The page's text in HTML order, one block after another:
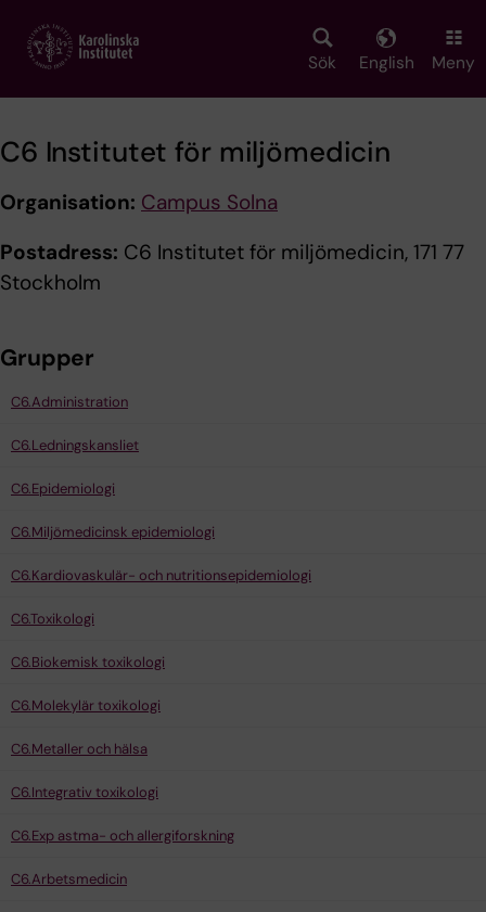
main
Sök English Meny
C6 Institutet för miljömedicin
Organisation: Campus Solna
Postadress: C6 Institutet för miljömedicin, 171 77
Stockholm
Grupper
C6.Administration
C6.Ledningskansliet
C6.Epidemiologi
C6.Miljömedicinsk epidemiologi
C6.Kardiovaskulär- och nutritionsepidemiologi
C6.Toxikologi
C6.Biokemisk toxikologi
C6.Molekylär toxikologi
C6.Metaller och hälsa
C6.Integrativ toxikologi
C6.Exp astma- och allergiforskning
C6.Arbetsmedicin